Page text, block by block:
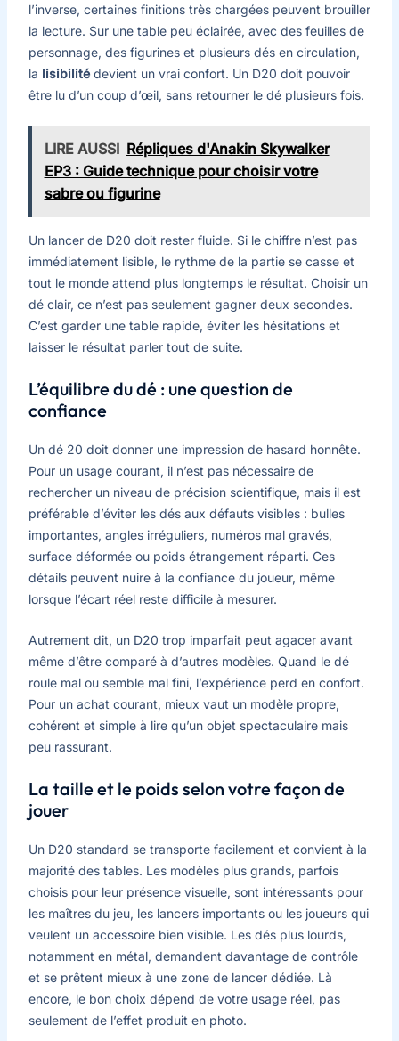
l’inverse, certaines finitions très chargées peuvent brouiller
la lecture. Sur une table peu éclairée, avec des feuilles de
personnage, des figurines et plusieurs dés en circulation,
la lisibilitédevient un vrai confort. Un D20 doit pouvoir
être lu d’un coup d’œil, sans retourner le dé plusieurs fois.
LIRE AUSSI Répliques d'Anakin Skywalker
EP3 : Guide technique pour choisir votre
sabre ou figurine
Un lancer de D20 doit rester fluide. Si le chiffre n’est pas
immédiatement lisible, le rythme de la partie se casse et
tout le monde attend plus longtemps le résultat. Choisir un
dé clair, ce n’est pas seulement gagner deux secondes.
C’est garder une table rapide, éviter les hésitations et
laisser le résultat parler tout de suite.
L’équilibre du dé : une question de
confiance
Un dé 20 doit donner une impression de hasard honnête.
Pour un usage courant, il n’est pas nécessaire de
rechercher un niveau de précision scientifique, mais il est
préférable d’éviter les dés aux défauts visibles : bulles
importantes, angles irréguliers, numéros mal gravés,
surface déformée ou poids étrangement réparti. Ces
détails peuvent nuire à la confiance du joueur, même
lorsque l’écart réel reste difficile à mesurer.
Autrement dit, un D20 trop imparfait peut agacer avant
même d’être comparé à d’autres modèles. Quand le dé
roule mal ou semble mal fini, l’expérience perd en confort.
Pour un achat courant, mieux vaut un modèle propre,
cohérent et simple à lire qu’un objet spectaculaire mais
peu rassurant.
La taille et le poids selon votre façon de
jouer
Un D20 standard se transporte facilement et convient à la
majorité des tables. Les modèles plus grands, parfois
choisis pour leur présence visuelle, sont intéressants pour
les maîtres du jeu, les lancers importants ou les joueurs qui
veulent un accessoire bien visible. Les dés plus lourds,
notamment en métal, demandent davantage de contrôle
et se prêtent mieux à une zone de lancer dédiée. Là
encore, le bon choix dépend de votre usage réel, pas
seulement de l’effet produit en photo.